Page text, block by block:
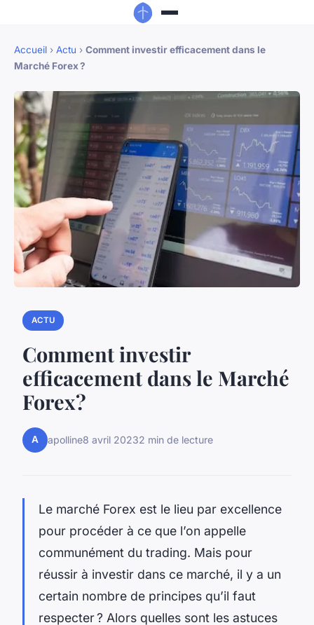
Accueil › Actu › Comment investir efficacement dans le
Marché Forex ?
ACTU
Comment investir
efficacement dans le Marché
Forex ?
A apolline8 avril 20232 min de lecture
Le marché Forex est le lieu par excellence
pour procéder à ce que l’on appelle
communément du trading. Mais pour
réussir à investir dans ce marché, il y a un
certain nombre de principes qu’il faut
respecter ? Alors quelles sont les astuces